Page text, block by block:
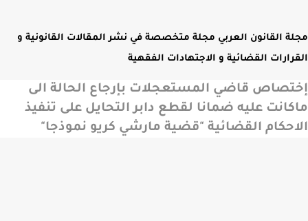
مجلة القانون العربي مجلة متخصصة في نشر المقالات القانونية و
القرارات القضائية و الاجتهادات الفقهية
إختصاص قاضي المستعجلات بإرجاع الحالة الى
ماكانت عليه ضمانا لقطع دابر التحايل على تنفيذ
الاحكام القضائية "قضية مارشي كريو نموذجا"